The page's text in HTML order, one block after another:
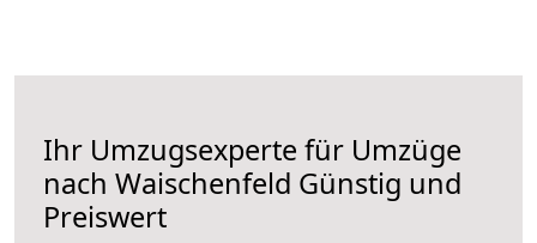
Ihr Umzugsexperte für Umzüge
nach Waischenfeld Günstig und
Preiswert